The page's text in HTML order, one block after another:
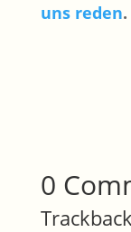
uns reden.
0